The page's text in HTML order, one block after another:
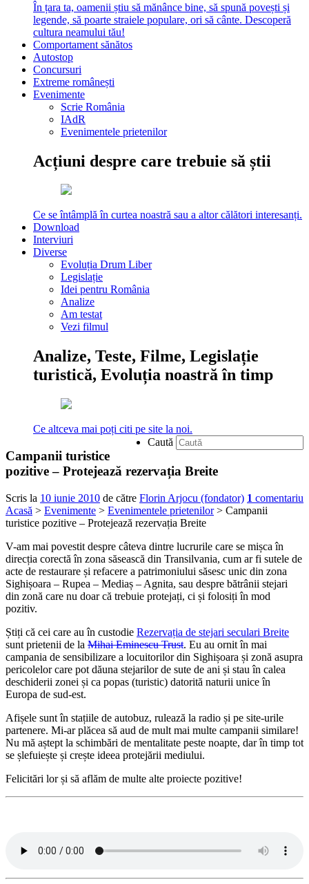
În țara ta, oamenii știu să mănânce bine, să spună povești și
legende, să poarte straiele populare, ori să cânte. Descoperă
cultura neamului tău!
Comportament sănătos
Autostop
Concursuri
Extreme românești
Evenimente
Scrie România
IAdR
Evenimentele prietenilor
Acțiuni despre care trebuie să știi
Ce se întâmplă în curtea noastră sau a altor călători interesanți.
Download
Interviuri
Diverse
Evoluția Drum Liber
Legislație
Idei pentru România
Analize
Am testat
Vezi filmul
Analize, Teste, Filme, Legislație
turistică, Evoluția noastră în timp
Ce altceva mai poți citi pe site la noi.
Caută
Campanii turistice
pozitive – Protejează rezervația Breite
Scris la 10 iunie 2010 de către Florin Arjocu (fondator) 1 comentariu
Acasă > Evenimente > Evenimentele prietenilor> Campanii
turistice pozitive – Protejează rezervația Breite
V-am mai povestit despre câteva dintre lucrurile care se mișca în
direcția corectă în zona săsească din Transilvania, cum ar fi sutele de
acte de restaurare și refacere a patrimoniului săsesc unic din zona
Sighișoara – Rupea – Mediaș – Agnita, sau despre bătrânii stejari
din zonă care nu doar că trebuie protejați, ci și folosiți în mod
pozitiv.
Știți că cei care au în custodie Rezervația de stejari seculari Breite
sunt prietenii de la Mihai Eminescu Trust. Eu au ornit în mai
campania de sensibilizare a locuitorilor din Sighișoara și zonă asupra
pericolelor care pot dăuna stejarilor de sute de ani și stau în calea
deschiderii zonei și ca popas (turistic) datorită naturii unice în
Europa de sud-est.
Afișele sunt în stațiile de autobuz, rulează la radio și pe site-urile
partenere. Mi-ar plăcea să aud de mult mai multe campanii similare!
Nu mă aștept la schimbări de mentalitate peste noapte, dar în timp tot
se șlefuiește și crește ideea protejării mediului.
Felicitări lor și să aflăm de multe alte proiecte pozitive!